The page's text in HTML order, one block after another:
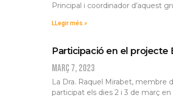
Principal i coordinador d’aquest
LLegir més »
Participació en el projecte
març 7, 2023
La Dra. Raquel Mirabet, membre
participat els dies 2 i 3 de març